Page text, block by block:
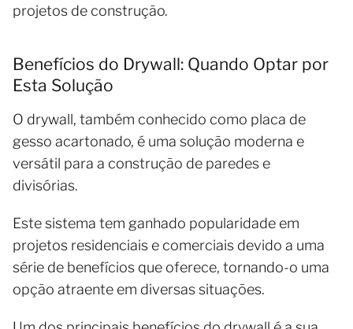
projetos de construção.
Benefícios do Drywall: Quando Optar por
Esta Solução
O drywall, também conhecido como placa de
gesso acartonado, é uma solução moderna e
versátil para a construção de paredes e
divisórias.
Este sistema tem ganhado popularidade em
projetos residenciais e comerciais devido a uma
série de benefícios que oferece, tornando-o uma
opção atraente em diversas situações.